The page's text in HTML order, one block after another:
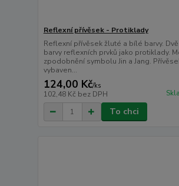
Reflexní přívěsek - Protiklady
Reflexní přívěsek žluté a bílé barvy.
barvy reflexních prvků jako protiklady.
zpodobnění symbolu Jin a Jang.
vybaven...
124,00 Kč/ks
102,48 Kč bez DPH
To chci